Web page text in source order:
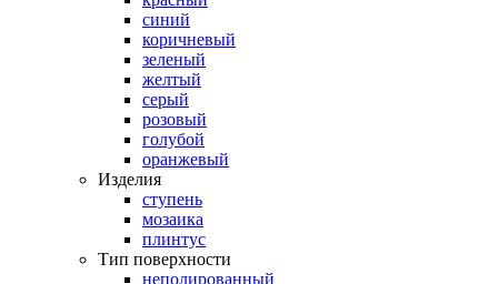
синий
коричневый
зеленый
желтый
серый
розовый
голубой
оранжевый
Изделия
ступень
мозаика
плинтус
Тип поверхности
неполированный